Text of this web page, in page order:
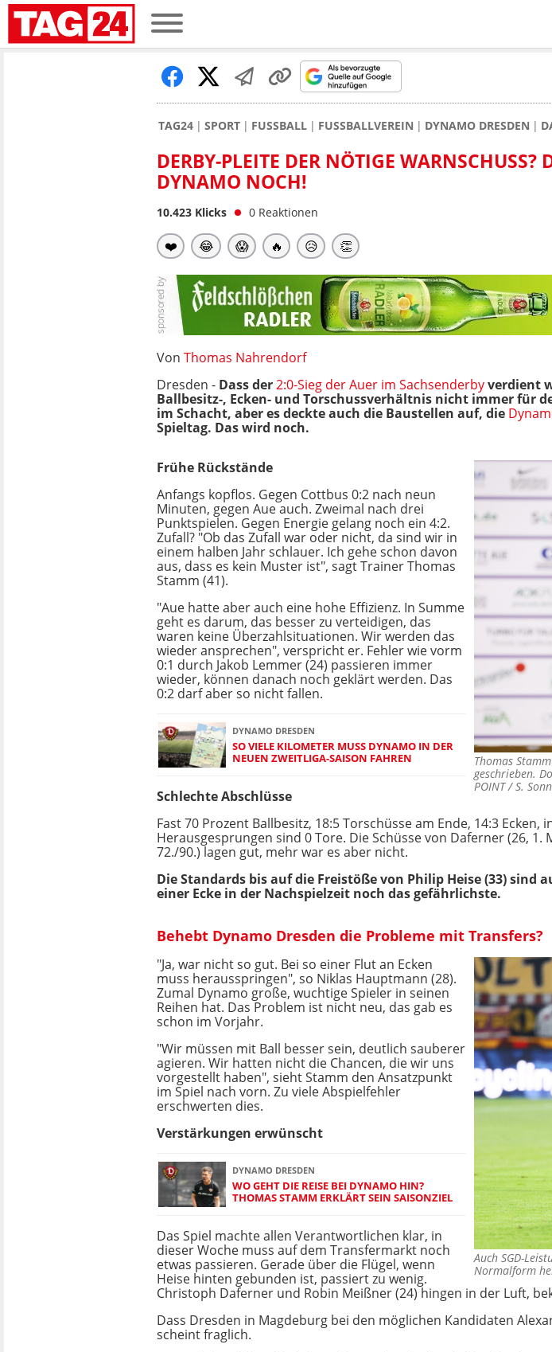
TAG24 SPORT FUSSBALL FUSSBALLVEREIN DYNAMO DRESDEN
DERBY-PLEITE DER NÖTIGE WARNSCHUSS?
DYNAMO NOCH!
10.423 Klicks 0 Reaktionen
❤️ 😂 😱 🔥 😥 👏
Von Thomas Nahrendorf
Dresden - Dass der2:0-Sieg der Auer im Sachsenderbyverdient
Ballbesitz-, Ecken- und Torschussverhältnis nicht immer für
im Schacht, aber es deckte auch die Baustellen auf, die
Spieltag. Das wird noch.
Thomas
geschrieben.
POINT / S.
Frühe Rückstände
Anfangs kopflos. Gegen Cottbus 0:2 nach neun
Minuten, gegen Aue auch. Zweimal nach drei
Punktspielen. Gegen Energie gelang noch ein 4:2.
Zufall? "Ob das Zufall war oder nicht, da sind wir in
einem halben Jahr schlauer. Ich gehe schon davon
aus, dass es kein Muster ist", sagt Trainer Thomas
Stamm (41).
"Aue hatte aber auch eine hohe Effizienz. In Summe
geht es darum, das besser zu verteidigen, das
waren keine Überzahlsituationen. Wir werden das
wieder ansprechen", verspricht er. Fehler wie vorm
0:1 durch Jakob Lemmer (24) passieren immer
wieder, können danach noch geklärt werden. Das
0:2 darf aber so nicht fallen.
DYNAMO DRESDEN
SO VIELE KILOMETER MUSS DYNAMO IN DER
NEUEN ZWEITLIGA-SAISON FAHREN
Schlechte Abschlüsse
Fast 70 Prozent Ballbesitz, 18:5 Torschüsse am Ende, 14:3
Herausgesprungen sind 0 Tore. Die Schüsse von Daferner (26,
72./90.) lagen gut, mehr war es aber nicht.
Die Standards bis auf die Freistöße von Philip Heise (33) sind
einer Ecke in der Nachspielzeit noch das gefährlichste.
Behebt Dynamo Dresden die Probleme mit Transfers?
Auch SGD-
Normalform
"Ja, war nicht so gut. Bei so einer Flut an Ecken
muss herausspringen", so Niklas Hauptmann (28).
Zumal Dynamo große, wuchtige Spieler in seinen
Reihen hat. Das Problem ist nicht neu, das gab es
schon im Vorjahr.
"Wir müssen mit Ball besser sein, deutlich sauberer
agieren. Wir hatten nicht die Chancen, die wir uns
vorgestellt haben", sieht Stamm den Ansatzpunkt
im Spiel nach vorn. Zu viele Abspielfehler
erschwerten dies.
Verstärkungen erwünscht
DYNAMO DRESDEN
WO GEHT DIE REISE BEI DYNAMO HIN?
THOMAS STAMM ERKLÄRT SEIN SAISONZIEL
Das Spiel machte allen Verantwortlichen klar, in
dieser Woche muss auf dem Transfermarkt noch
etwas passieren. Gerade über die Flügel, wenn
Heise hinten gebunden ist, passiert zu wenig.
Christoph Daferner und Robin Meißner (24) hingen in der Luft,
Dass Dresden in Magdeburg bei den möglichen Kandidaten
scheint fraglich.